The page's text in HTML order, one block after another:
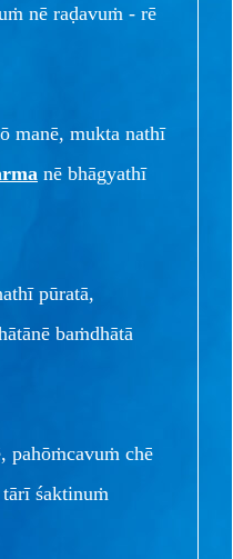
nē raḍavuṁ - rē
manē, mukta nathī
nē bhāgyathī
pūratā,
baṁdhātā
pahōṁcavuṁ chē
śaktinuṁ